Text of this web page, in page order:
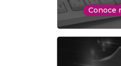
Conoce